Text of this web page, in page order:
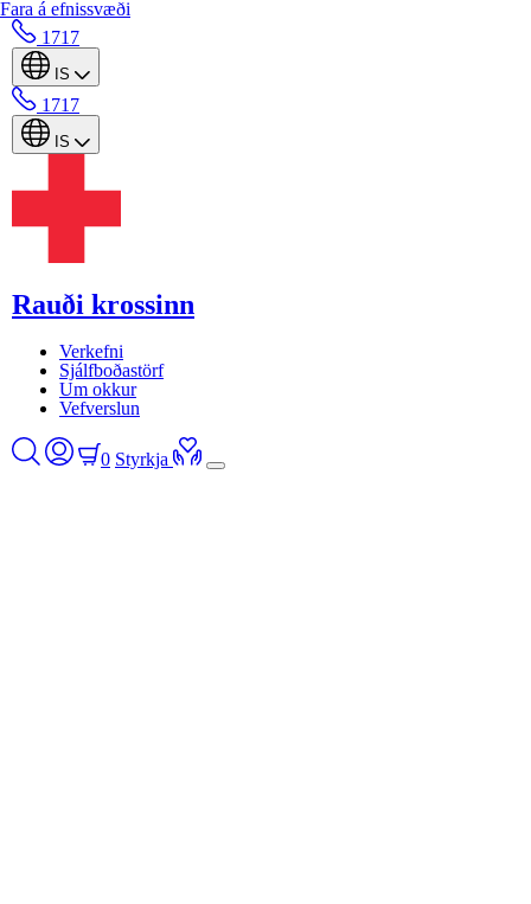
Fara á efnissvæði
1717
IS
1717
IS
Rauði krossinn
Verkefni
Sjálfboðastörf
Um okkur
Vefverslun
0 Styrkja